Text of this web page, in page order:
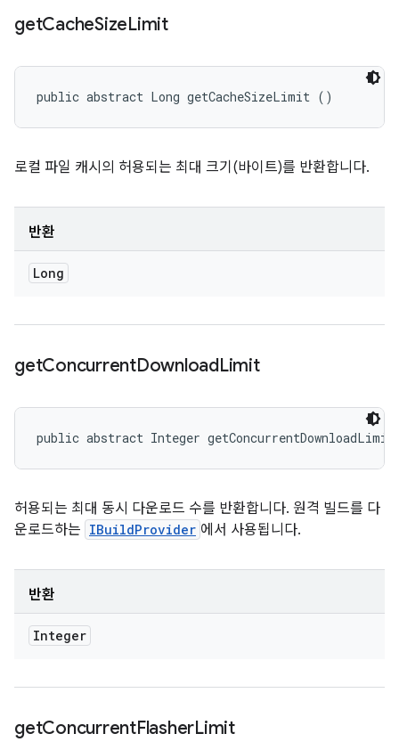
getCacheSizeLimit
public abstract Long getCacheSizeLimit ()
로컬 파일 캐시의 허용되는 최대 크기(바이트)를 반환합니다.
반환
Long
getConcurrentDownloadLimit
public abstract Integer
허용되는 최대 동시 다운로드 수를 반환합니다. 원격 빌드를 다
운로드하는 IBuildProvider 에서 사용됩니다.
반환
Integer
getConcurrentFlasherLimit